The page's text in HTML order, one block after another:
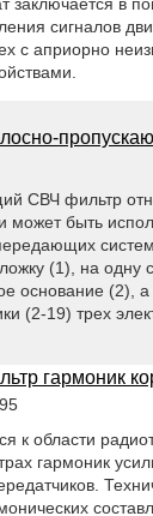
сигналов
с априорно
СВЧ фильтр
может быть
(1), на одну
основание (2),
(2-19) трех
гармоник
к области
гармоник